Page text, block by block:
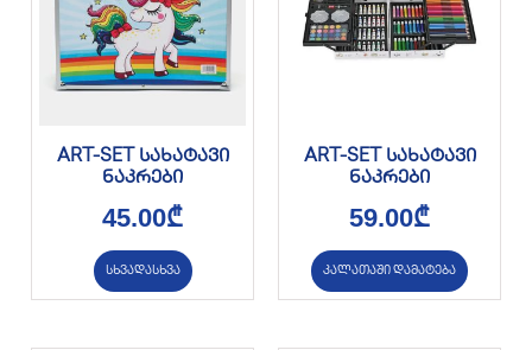
ART-SET სახატავი
ნაკრები
45.00₾
სხვადასხვა
ART-SET სახატავი
ნაკრები
59.00₾
კალათაში დამატება